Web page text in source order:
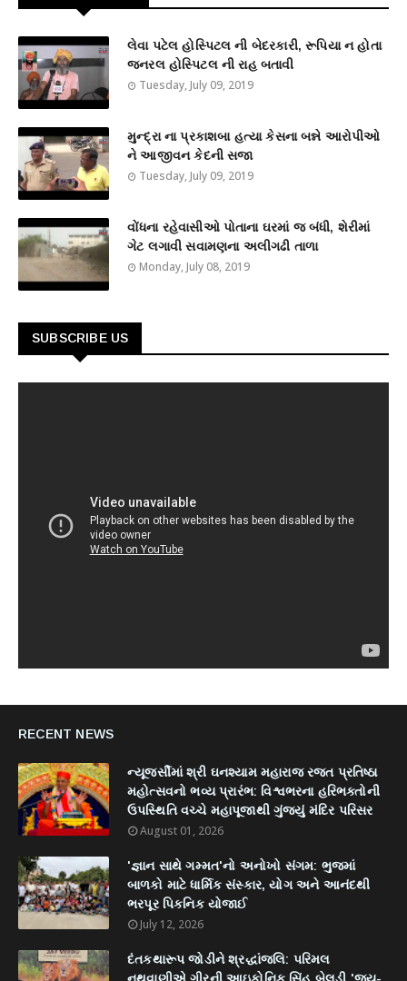
લેવા પટેલ હોસ્પિટલ ની બેદરકારી, રૂપિયા ન હોતા
જનરલ હોસ્પિટલ ની રાહ બતાવી
Tuesday, July 09, 2019
મુન્દ્રા ના પ્રકાશબા હત્યા કેસના બન્ને આરોપીઓ
ને આજીવન કેદની સજા
Tuesday, July 09, 2019
વોંધના રહેવાસીઓ પોતાના ઘરમાં જ બંધી, શેરીમાં
ગેટ લગાવી સવામણના અલીગઢી તાળા
Monday, July 08, 2019
SUBSCRIBE US
RECENT NEWS
ન્યૂજર્સીમાં શ્રી ઘનશ્યામ મહારાજ રજત પ્રતિષ્ઠા
મહોત્સવનો ભવ્ય પ્રારંભ: વિશ્વભરના હરિભક્તોની
ઉપસ્થિતિ વચ્ચે મહાપૂજાથી ગુંજ્યું મંદિર પરિસર
August 01, 2026
'જ્ઞાન સાથે ગમ્મત'નો અનોખો સંગમ: ભુજમાં
બાળકો માટે ધાર્મિક સંસ્કાર, યોગ અને આનંદથી
ભરપૂર પિકનિક યોજાઈ
July 12, 2026
દંતકથારૂપ જોડીને શ્રદ્ધાંજલિ: પરિમલ